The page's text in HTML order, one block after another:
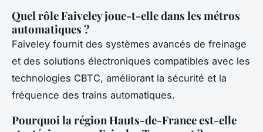
Quel rôle Faiveley joue-t-elle dans les métros
automatiques ?
Faiveley fournit des systèmes avancés de freinage
et des solutions électroniques compatibles avec les
technologies CBTC, améliorant la sécurité et la
fréquence des trains automatiques.
Pourquoi la région Hauts-de-France est-elle